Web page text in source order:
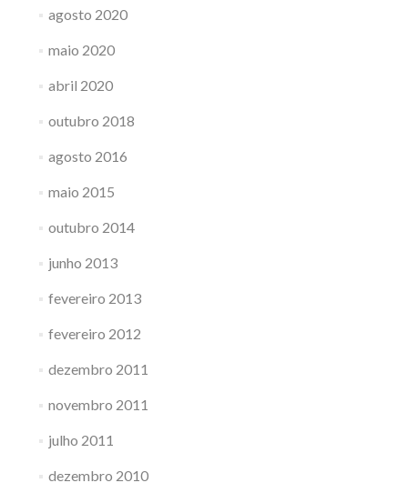
agosto 2020
maio 2020
abril 2020
outubro 2018
agosto 2016
maio 2015
outubro 2014
junho 2013
fevereiro 2013
fevereiro 2012
dezembro 2011
novembro 2011
julho 2011
dezembro 2010